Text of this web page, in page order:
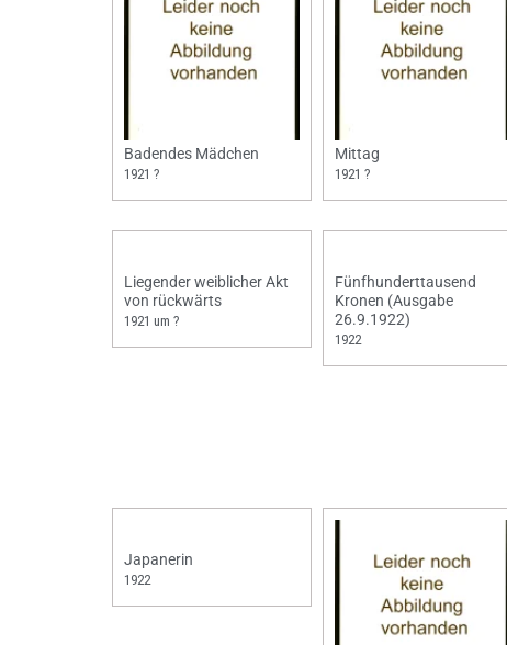
Badendes Mädchen
1921 ?
Mittag
1921 ?
Liegender weiblicher Akt
von rückwärts
1921 um ?
Fünfhunderttausend
Kronen (Ausgabe
26.9.1922)
1922
Japanerin
1922